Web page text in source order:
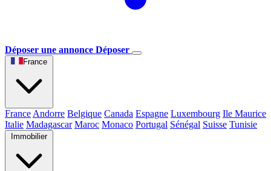
Déposer une annonce Déposer
France
France Andorre Belgique Canada Espagne Luxembourg Ile Maurice
Italie Madagascar Maroc Monaco Portugal Sénégal Suisse Tunisie
Immobilier